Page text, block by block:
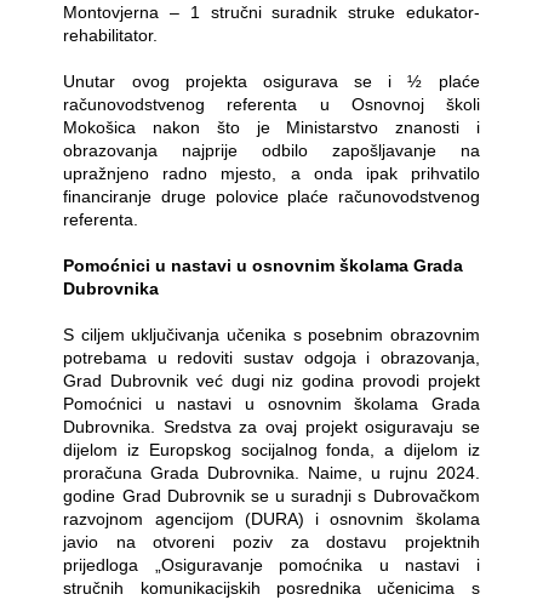
Montovjerna – 1 stručni suradnik struke edukator-
rehabilitator.
Unutar ovog projekta osigurava se i ½ plaće
računovodstvenog referenta u Osnovnoj školi
Mokošica nakon što je Ministarstvo znanosti i
obrazovanja najprije odbilo zapošljavanje na
upražnjeno radno mjesto, a onda ipak prihvatilo
financiranje druge polovice plaće računovodstvenog
referenta.
Pomoćnici u nastavi u osnovnim školama Grada
Dubrovnika
S ciljem uključivanja učenika s posebnim obrazovnim
potrebama u redoviti sustav odgoja i obrazovanja,
Grad Dubrovnik već dugi niz godina provodi projekt
Pomoćnici u nastavi u osnovnim školama Grada
Dubrovnika. Sredstva za ovaj projekt osiguravaju se
dijelom iz Europskog socijalnog fonda, a dijelom iz
proračuna Grada Dubrovnika. Naime, u rujnu 2024.
godine Grad Dubrovnik se u suradnji s Dubrovačkom
razvojnom agencijom (DURA) i osnovnim školama
javio na otvoreni poziv za dostavu projektnih
prijedloga „Osiguravanje pomoćnika u nastavi i
stručnih komunikacijskih posrednika učenicima s